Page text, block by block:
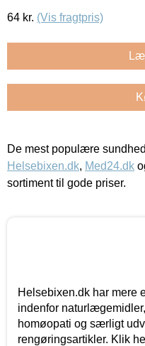
64 kr. (Vis fragtpris)
De mest populære
Helsebixen.dk, Med24.dk
sortiment til gode priser.
Helsebixen.dk har mere
indenfor
homøopati og særligt
rengøringsartikler. Klik